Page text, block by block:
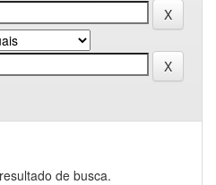
de busca.